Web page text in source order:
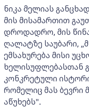
ნიკა მელიას
მის მისამართით
დროდადრო, მის
ღალატზე საუბარი,
ემსახურება მისი
ხელისუფლებასთან
კონკრეტული
რომელიც მას ბევრი
აწუხებს".